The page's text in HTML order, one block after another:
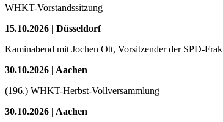
WHKT-Vorstandssitzung
15.10.2026 | Düsseldorf
Kaminabend mit Jochen Ott, Vorsitzender der SPD-
30.10.2026 | Aachen
(196.) WHKT-Herbst-Vollversammlung
30.10.2026 | Aachen